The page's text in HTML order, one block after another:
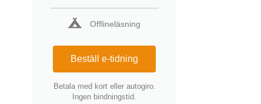
Offlineläsning
Beställ e-tidning
Betala med kort eller autogiro.
Ingen bindningstid.